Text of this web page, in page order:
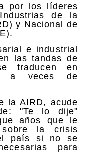
por los líderes
de la
y Nacional de
e industrial
las tandas de
traducen en
a veces de
la AIRD, acude
"Te lo dije"
años que le
la crisis
país si no se
para